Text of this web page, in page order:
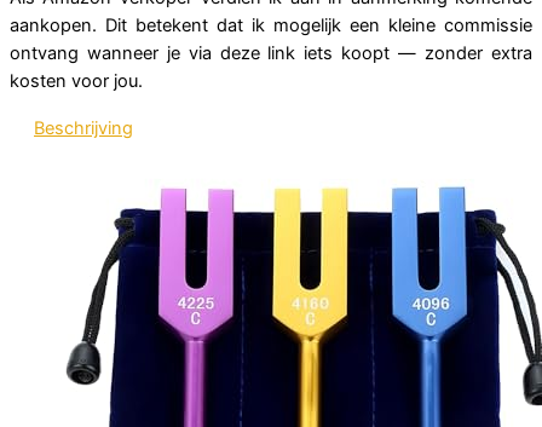
aankopen. Dit betekent dat ik mogelijk een kleine commissie
ontvang wanneer je via deze link iets koopt — zonder extra
kosten voor jou.
Beschrijving